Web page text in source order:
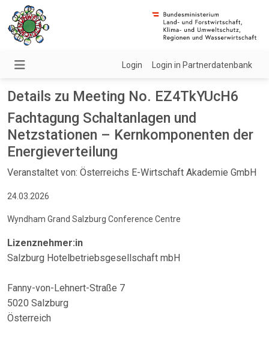
Login Login in Partnerdatenbank
Details zu Meeting No. EZ4TkYUcH6
Fachtagung Schaltanlagen und
Netzstationen – Kernkomponenten der
Energieverteilung
Veranstaltet von: Österreichs E-Wirtschaft Akademie GmbH
24.03.2026
Wyndham Grand Salzburg Conference Centre
Lizenznehmer:in
Salzburg Hotelbetriebsgesellschaft mbH
Fanny-von-Lehnert-Straße 7
5020 Salzburg
Österreich